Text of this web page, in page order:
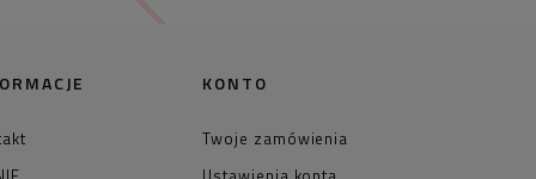
KONTO
Twoje zamówienia